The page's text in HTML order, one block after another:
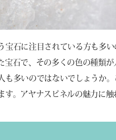
石に注目されている方も多い
宝石で、その多くの色の種類
多いのではないでしょうか
。アヤナスピネルの魅力に